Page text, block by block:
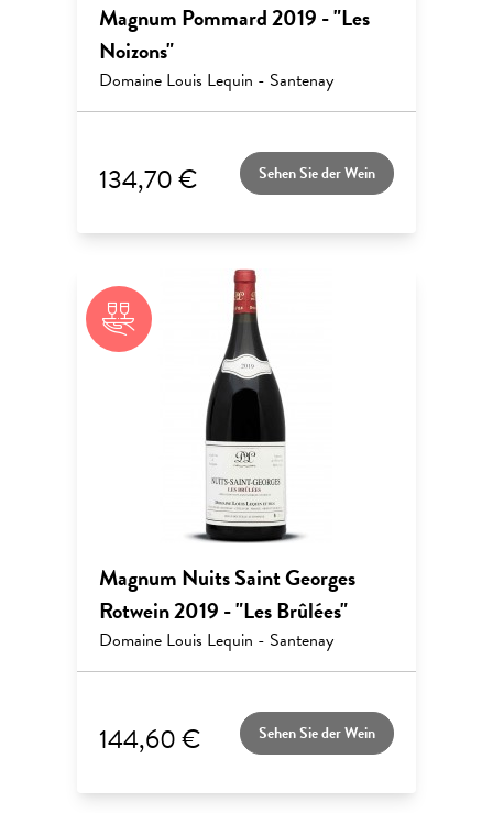
Magnum Pommard 2019 - "Les
Noizons"
Domaine Louis Lequin - Santenay
134,70 € Sehen Sie der Wein
Magnum Nuits Saint Georges
Rotwein 2019 - "Les Brûlées"
Domaine Louis Lequin - Santenay
144,60 € Sehen Sie der Wein